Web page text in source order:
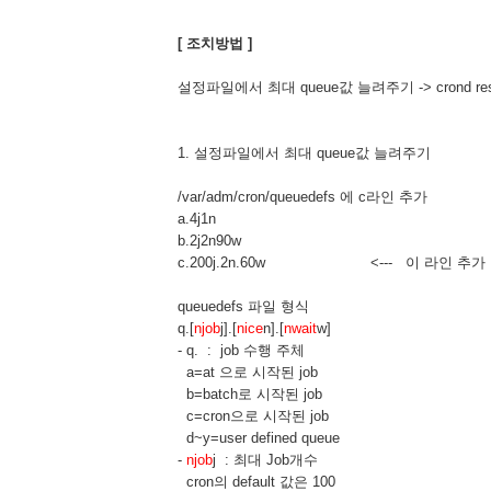
[ 조치방법 ]
설정파일에서 최대 queue값 늘려주기 -> crond
1. 설정파일에서 최대 queue값 늘려주기
/var/adm/cron/queuedefs 에 c라인 추가
a.4j1n
b.2j2n90w
c.200j.2n.60w <--- 이 라인 추가
queuedefs 파일 형식
q.[njobj].[nicen].[nwaitw]
- q. : job 수행 주체
a=at 으로 시작된 job
b=batch로 시작된 job
c=cron으로 시작된 job
d~y=user defined queue
- njobj : 최대 Job개수
cron의 default 값은 100